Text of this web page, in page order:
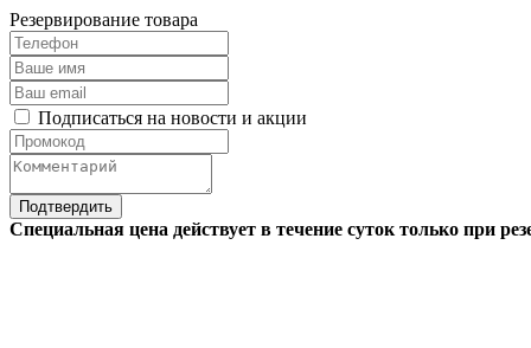
Резервирование товара
Подписаться на новости и акции
Подтвердить
Специальная цена действует в течение суток только при